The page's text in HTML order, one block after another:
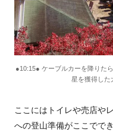
●10:15● ケーブルカーを降りた
星を獲得した
ここにはトイレや売店や
への登山準備がここででき